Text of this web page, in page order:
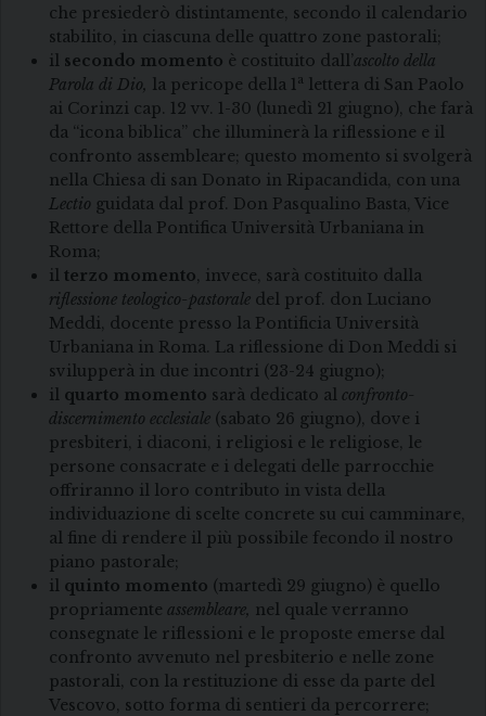
che presiederò distintamente, secondo il calendario
stabilito, in ciascuna delle quattro zone pastorali;
il secondo momento è costituito dall’ascolto della
Parola di Dio, la pericope della 1a lettera di San Paolo
ai Corinzi cap. 12 vv. 1-30 (lunedì 21 giugno), che farà
da “icona biblica” che illuminerà la riflessione e il
confronto assembleare; questo momento si svolgerà
nella Chiesa di san Donato in Ripacandida, con una
Lectio guidata dal prof. Don Pasqualino Basta, Vice
Rettore della Pontifica Università Urbaniana in
Roma;
il terzo momento, invece, sarà costituito dalla
riflessione teologico-pastorale del prof. don Luciano
Meddi, docente presso la Pontificia Università
Urbaniana in Roma. La riflessione di Don Meddi si
svilupperà in due incontri (23-24 giugno);
il quarto momento sarà dedicato al confronto-
discernimento ecclesiale (sabato 26 giugno), dove i
presbiteri, i diaconi, i religiosi e le religiose, le
persone consacrate e i delegati delle parrocchie
offriranno il loro contributo in vista della
individuazione di scelte concrete su cui camminare,
al fine di rendere il più possibile fecondo il nostro
piano pastorale;
il quinto momento (martedì 29 giugno) è quello
propriamente assembleare, nel quale verranno
consegnate le riflessioni e le proposte emerse dal
confronto avvenuto nel presbiterio e nelle zone
pastorali, con la restituzione di esse da parte del
Vescovo, sotto forma di sentieri da percorrere;